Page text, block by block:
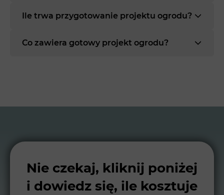
Ile trwa przygotowanie projektu ogrodu?
Co zawiera gotowy projekt ogrodu?
Nie czekaj, kliknij poniżej
i dowiedz się, ile kosztuje